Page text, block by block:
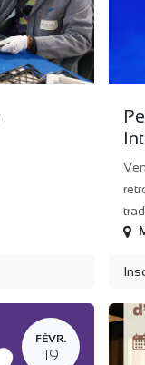
FÉVR.
19